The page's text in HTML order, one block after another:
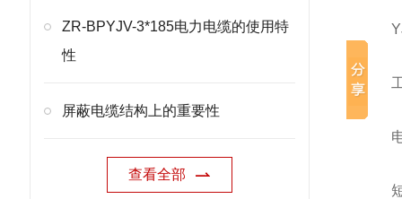
ZR-BPYJV-3*185电力电缆的使用特
性
屏蔽电缆结构上的重要性
查看全部
工频
电
短